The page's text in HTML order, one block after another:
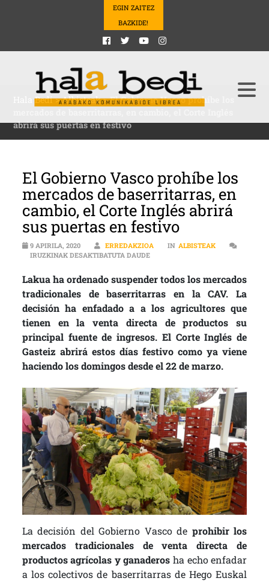
EGIN ZAITEZ
BAZKIDE!
Hala Bedi>Albisteak>El Gobierno Vasco prohíbe los
abrirá sus puertas en festivo
El Gobierno Vasco prohíbe los
mercados de baserritarras, en
cambio, el Corte Inglés abrirá
sus puertas en festivo
9 APIRILA, 2020 ERREDAKZIOA IN ALBISTEAK
IRUZKINAK DESAKTIBATUTA DAUDEEL GOBIERNO VASCO PROHÍBE
Lakua ha ordenado suspender todos los mercados
tradicionales de baserritarras en la CAV. La
decisión ha enfadado a a los agricultores que
tienen en la venta directa de productos su
principal fuente de ingresos. El Corte Inglés de
Gasteiz abrirá estos días festivo como ya viene
haciendo los domingos desde el 22 de marzo.
La decisión del Gobierno Vasco de prohibir los
mercados tradicionales de venta directa de
productos agrícolas y ganaderos ha echo enfadar
a los colectivos de baserritarras de Hego Euskal